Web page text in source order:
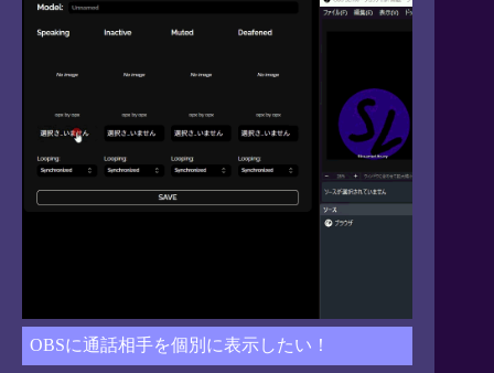
OBSに通話相手を個別に表示したい！